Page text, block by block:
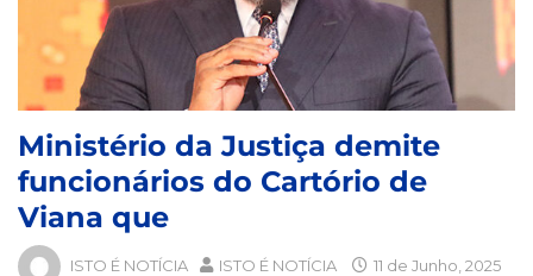
Ministério da Justiça demite
funcionários do Cartório de
Viana que
ISTO É NOTÍCIA ISTO É NOTÍCIA 11 de Junho, 2025